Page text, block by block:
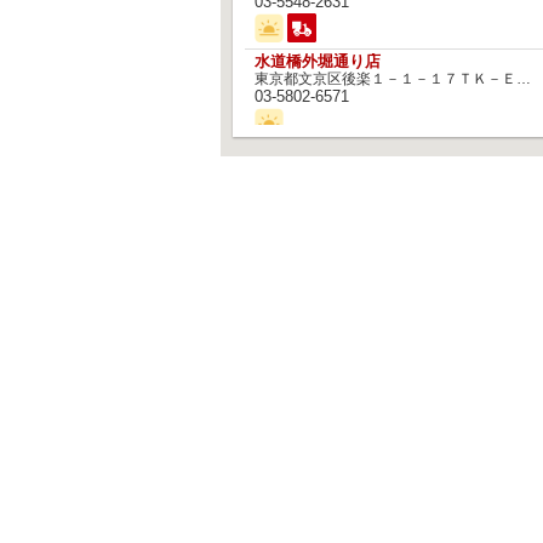
水道橋外堀通り店
東京都文京区後楽１－１－１７ＴＫ－ＥＡＳＴビル
03-5802-6571
神田末広町店